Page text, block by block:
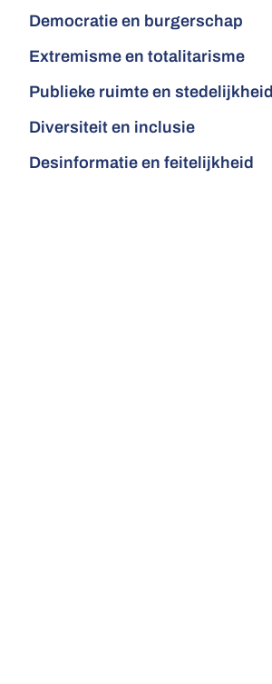
Democratie en burgerschap
Extremisme en totalitarisme
Publieke ruimte en stedelijkheid
Diversiteit en inclusie
Desinformatie en feitelijkheid